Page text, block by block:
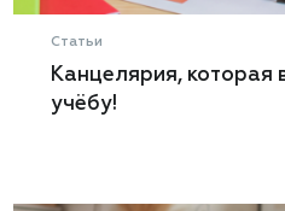
Статьи
Канцелярия, которая
учёбу!